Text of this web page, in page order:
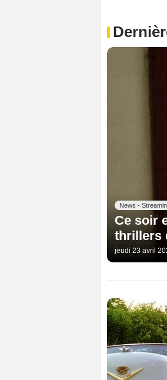
News -
Ce soir
thrillers
jeudi 23 avril